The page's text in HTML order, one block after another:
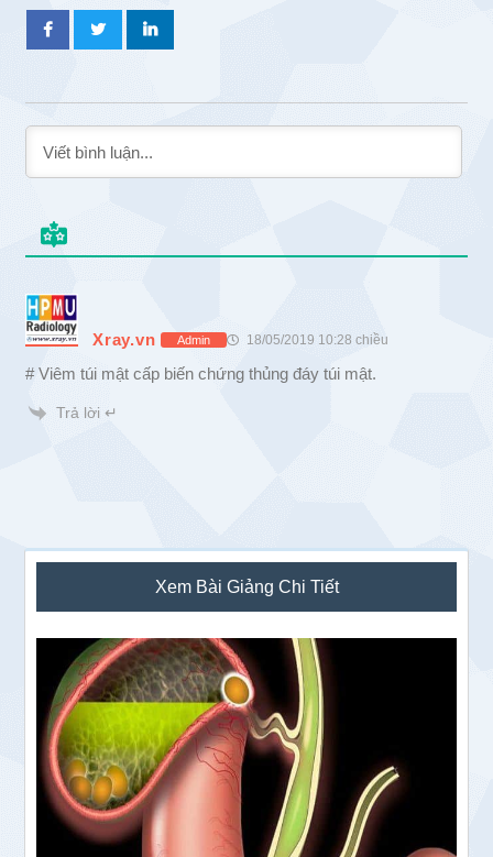
Xray.vn Admin 18/05/2019 10:28 chiều
# Viêm túi mật cấp biến chứng thủng đáy túi mật.
Trả lời ↵
Sidebar
chính
Xem Bài Giảng Chi Tiết